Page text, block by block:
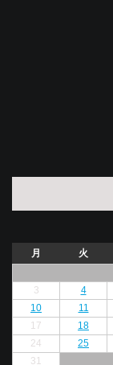
月
火
3
4
10
11
17
18
24
25
31